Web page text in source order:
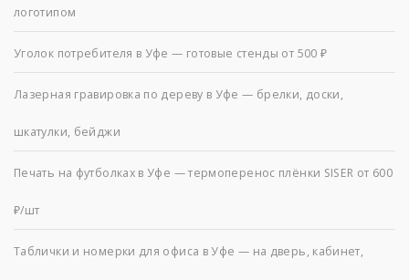
логотипом
Уголок потребителя в Уфе — готовые стенды от 500 ₽
Лазерная гравировка по дереву в Уфе — брелки, доски,
шкатулки, бейджи
Печать на футболках в Уфе — термоперенос плёнки SISER от 600
₽/шт
Таблички и номерки для офиса в Уфе — на дверь, кабинет,